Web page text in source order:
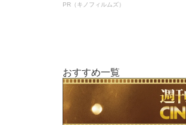
PR（キノフィルムズ）
おすすめ一覧